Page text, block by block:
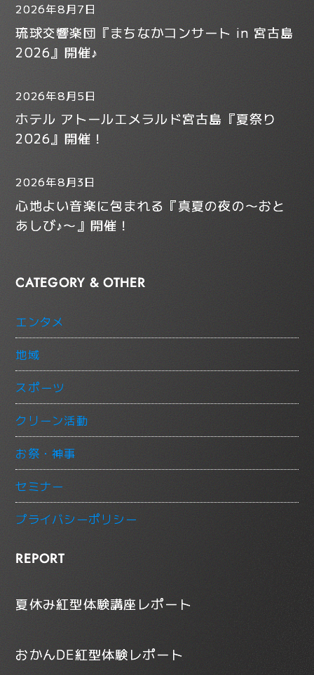
2026年8月7日
琉球交響楽団『まちなかコンサート in 宮古島
2026』開催♪
2026年8月5日
ホテル アトールエメラルド宮古島『夏祭り
2026』開催！
2026年8月3日
心地よい音楽に包まれる『真夏の夜の〜おと
あしび♪〜』開催！
CATEGORY & OTHER
エンタメ
地域
スポーツ
クリーン活動
お祭・神事
セミナー
プライバシーポリシー
REPORT
夏休み紅型体験講座レポート
おかんDE紅型体験レポート